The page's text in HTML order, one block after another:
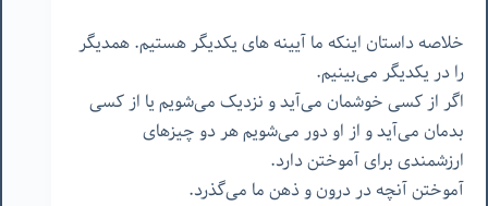
خلاصه داستان اینکه ما آیینه های یکدیگر هستیم. همدیگر
را در یکدیگر می‌بینیم.
اگر از کسی خوشمان می‌آید و نزدیک می‌شویم یا از کسی
بدمان می‌آید و از او دور می‌شویم هر دو چیزهای
ارزشمندی برای آموختن دارد.
آموختن آنچه در درون و ذهن ما می‌گذرد.